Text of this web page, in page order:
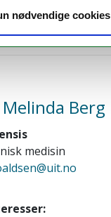
nødvendige cookies
fossa-kraniotomi
Berg
medisin